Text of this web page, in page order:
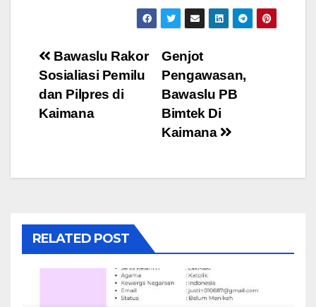
Post
navigation
Genjot
Pengawasan,
Bawaslu PB
Bimtek Di
Kaimana
Bawaslu Rakor
Sosialiasi Pemilu
dan Pilpres di
Kaimana
RELATED POST